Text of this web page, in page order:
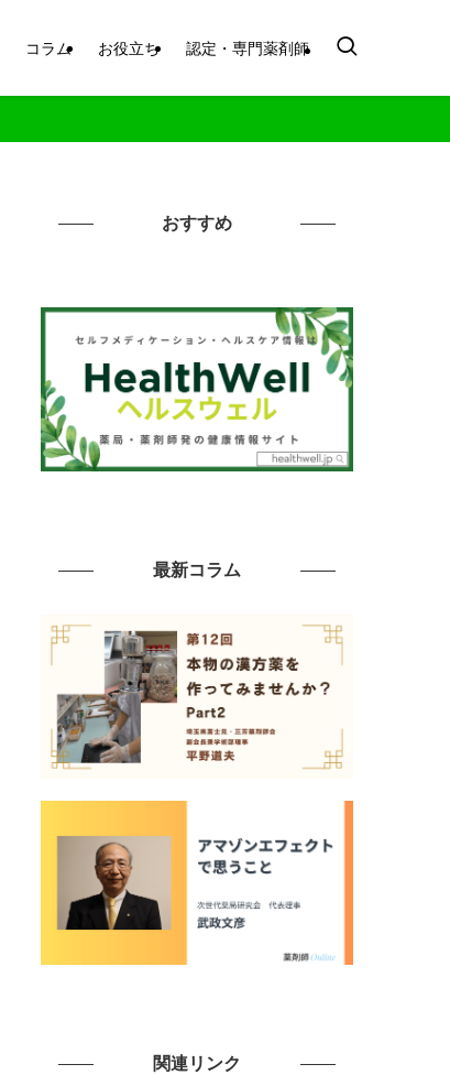
コラム お役立ち 認定・専門薬剤師
おすすめ
最新コラム
関連リンク